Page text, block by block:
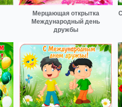
Мерцающая открытка
Международный день
дружбы